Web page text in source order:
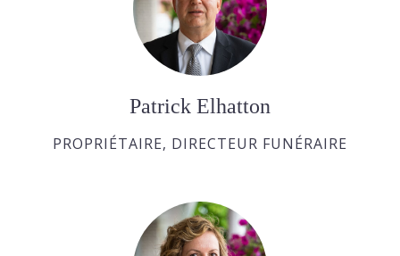
Patrick Elhatton
PROPRIÉTAIRE, DIRECTEUR FUNÉRAIRE